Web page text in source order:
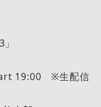
19:00 ※生配信